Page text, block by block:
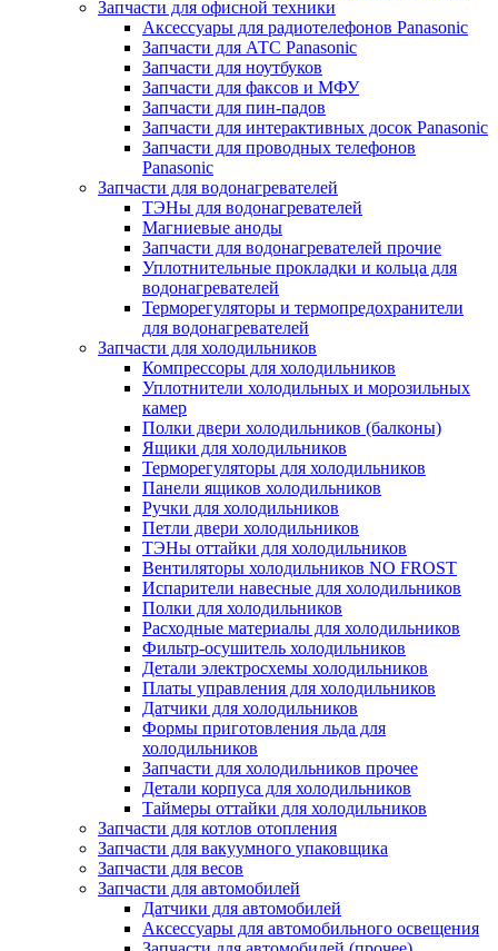
Запчасти для офисной техники
Аксессуары для радиотелефонов Panasonic
Запчасти для АТС Panasonic
Запчасти для ноутбуков
Запчасти для факсов и МФУ
Запчасти для пин-падов
Запчасти для интерактивных досок Panasonic
Запчасти для проводных телефонов
Panasonic
Запчасти для водонагревателей
ТЭНы для водонагревателей
Магниевые аноды
Запчасти для водонагревателей прочие
Уплотнительные прокладки и кольца для
водонагревателей
Терморегуляторы и термопредохранители
для водонагревателей
Запчасти для холодильников
Компрессоры для холодильников
Уплотнители холодильных и морозильных
камер
Полки двери холодильников (балконы)
Ящики для холодильников
Терморегуляторы для холодильников
Панели ящиков холодильников
Ручки для холодильников
Петли двери холодильников
ТЭНы оттайки для холодильников
Вентиляторы холодильников NO FROST
Испарители навесные для холодильников
Полки для холодильников
Расходные материалы для холодильников
Фильтр-осушитель холодильников
Детали электросхемы холодильников
Платы управления для холодильников
Датчики для холодильников
Формы приготовления льда для
холодильников
Запчасти для холодильников прочее
Детали корпуса для холодильников
Таймеры оттайки для холодильников
Запчасти для котлов отопления
Запчасти для вакуумного упаковщика
Запчасти для весов
Запчасти для автомобилей
Датчики для автомобилей
Аксессуары для автомобильного освещения